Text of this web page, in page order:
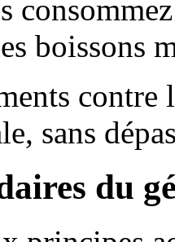
boissons
sans
du